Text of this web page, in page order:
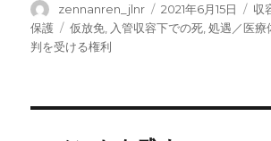
投
稿
者
zennanren_jlnr
投
稿
2021年6月15日
カ
テ
収
保護
タ
グ
仮放免 入管収容下での死 ,処遇／医療
判を受ける権利